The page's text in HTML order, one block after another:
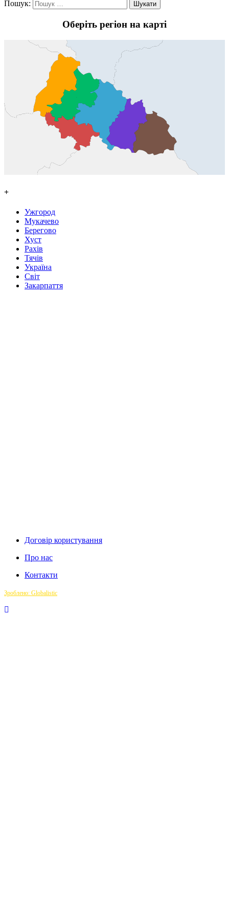
Пошук:
Оберіть регіон на карті
+
Ужгород
Мукачево
Берегово
Хуст
Рахів
Тячів
Україна
Світ
Закарпаття
Договір користування
Про нас
Контакти
Зроблено: Globalistic